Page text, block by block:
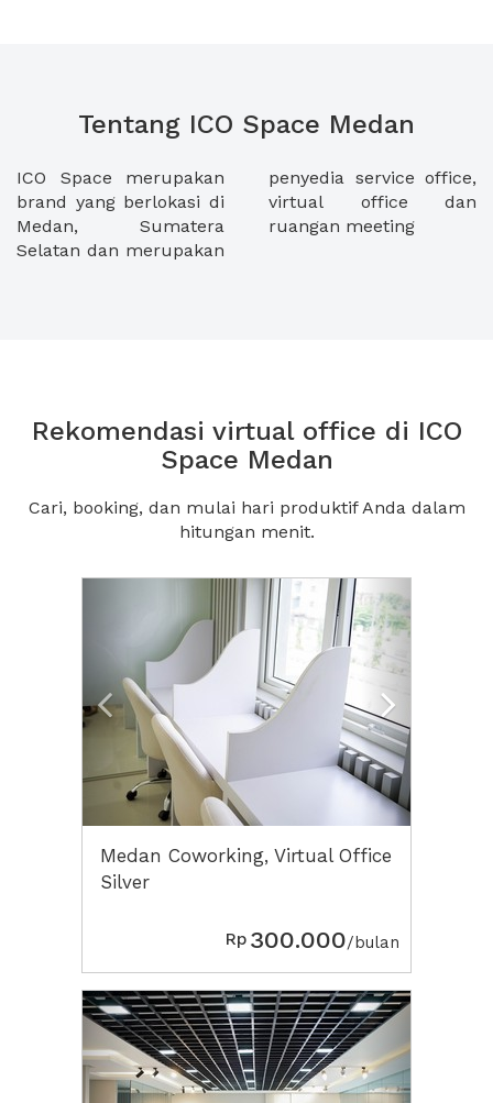
Tentang ICO Space Medan
ICO Space merupakan
brand yang berlokasi di
Medan, Sumatera
Selatan dan merupakan
penyedia service office,
virtual office dan
ruangan meeting
Rekomendasi virtual office di ICO
Space Medan
Cari, booking, dan mulai hari produktif Anda dalam
hitungan menit.
Next2
Medan Coworking, Virtual Office
Silver
Rp 300.000/bulan
Previous Next2